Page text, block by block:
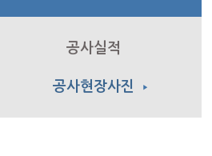
공사실적
공사현장사진 ▶